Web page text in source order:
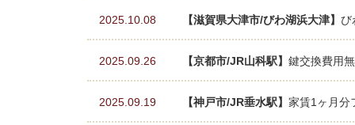
2025.10.08 【滋賀県大津市/びわ湖浜大津】 び
2025.09.26 【京都市/JR山科駅】 鍵交換費用
2025.09.19 【神戸市/JR垂水駅】 家賃1ヶ月分